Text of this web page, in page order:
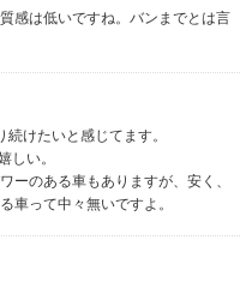
感は低いですね。バンまでとは言
けたいと感じてます。
しい。
ーのある車もありますが、安く、
車って中々無いですよ。